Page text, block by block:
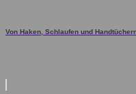
Von Haken, Schlaufen und